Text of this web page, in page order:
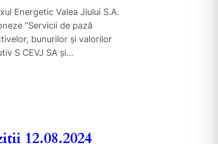
Energetic Valea Jiului S.A.
“Servicii de pază
bunurilor și valorilor
S CEVJ SA și…
12.08.2024